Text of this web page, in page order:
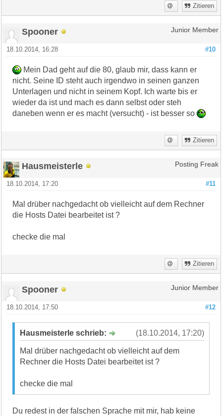
Zitieren
Spooner Junior Member
#10
18.10.2014, 16:28
Mein Dad geht auf die 80, glaub mir, dass kann er
nicht. Seine ID steht auch irgendwo in seinen ganzen
Unterlagen und nicht in seinem Kopf. Ich warte bis er
wieder da ist und mach es dann selbst oder steh
daneben wenn er es macht (versucht) - ist besser so
Zitieren
Hausmeisterle Posting Freak
#11
18.10.2014, 17:20
Mal drüber nachgedacht ob vielleicht auf dem Rechner
die Hosts Datei bearbeitet ist ?
checke die mal
Zitieren
Spooner Junior Member
#12
18.10.2014, 17:50
(18.10.2014, 17:20)
Hausmeisterle schrieb:
Mal drüber nachgedacht ob vielleicht auf dem
Rechner die Hosts Datei bearbeitet ist ?
checke die mal
Du redest in der falschen Sprache mit mir, hab keine